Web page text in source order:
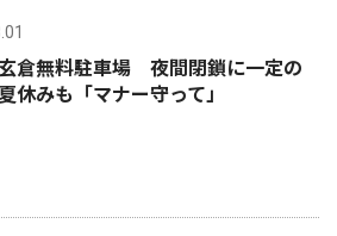
倉無料駐車場 夜間閉鎖に一定の
みも「マナー守って」